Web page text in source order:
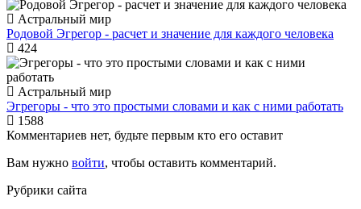
Астральный мир
Родовой Эгрегор - расчет и значение для каждого человека
424
Астральный мир
Эгрегоры - что это простыми словами и как с ними работать
1588
Комментариев нет, будьте первым кто его оставит
Вам нужно войти, чтобы оставить комментарий.
Рубрики сайта